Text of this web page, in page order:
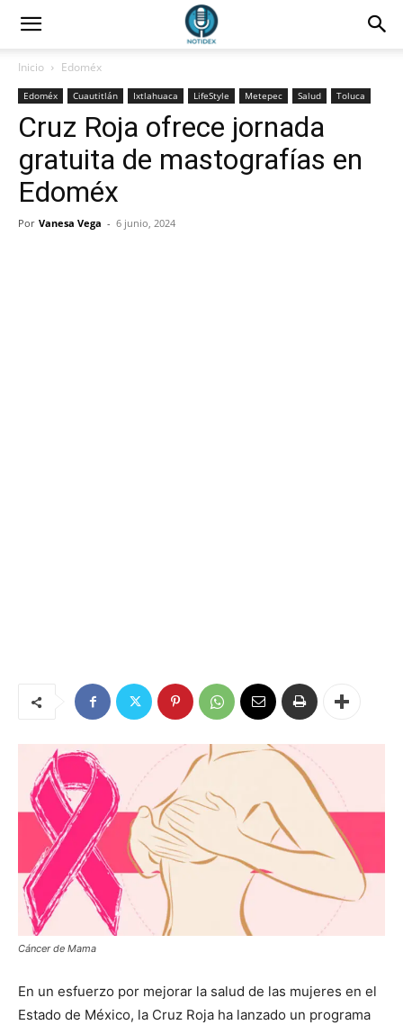
Inicio Edoméx
Edoméx Cuautitlán Ixtlahuaca LifeStyle Metepec Salud Toluca
Cruz Roja ofrece jornada
gratuita de mastografías en
Edoméx
Por Vanesa Vega - 6 junio, 2024
Cáncer de Mama
En un esfuerzo por mejorar la salud de las mujeres en el
Estado de México, la Cruz Roja ha lanzado un programa